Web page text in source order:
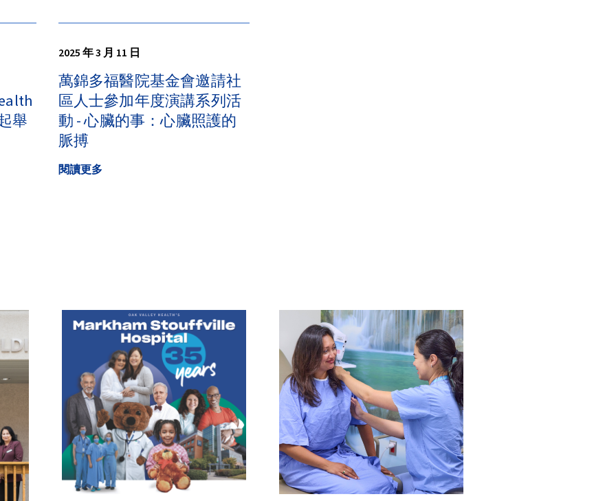
舉
2025 年 3 月 11 日
萬錦多福醫院基金會邀請社
區人士參加年度演講系列活
動 - 心臟的事：心臟照護的
脈搏
閱讀更多